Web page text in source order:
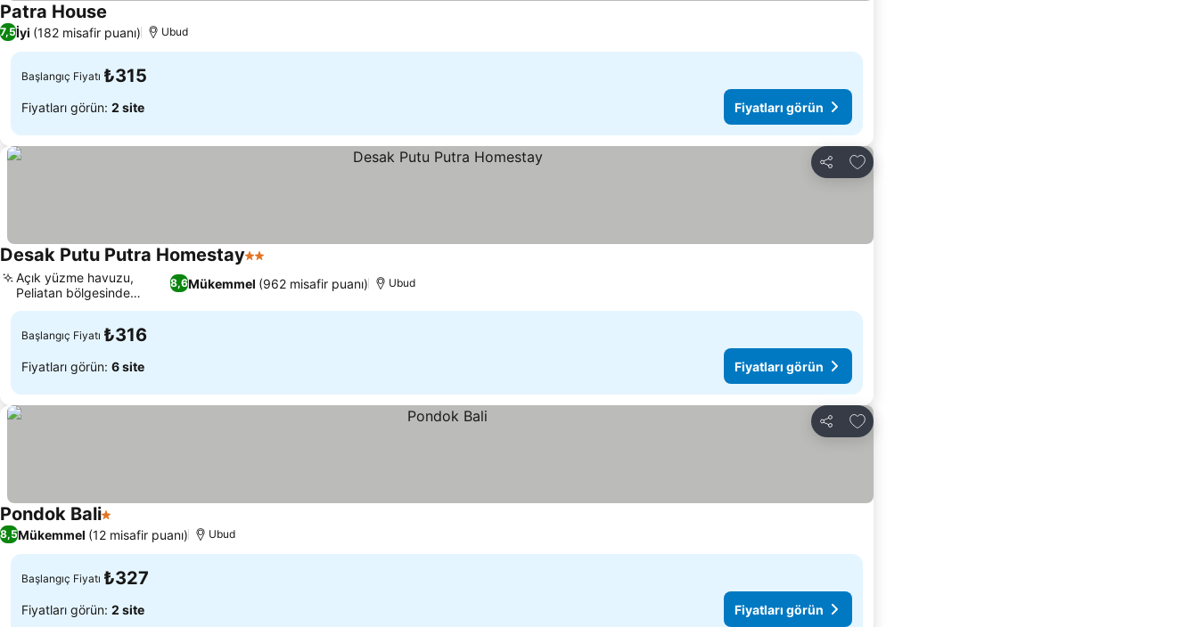
Patra House Fiyatları görün
7,5İyi (182 misafir puanı) Ubud
Başlangıç Fiyatı ₺315
Fiyatları görün: 2 site Fiyatları görün
Paylaş
Favorilerime ekle
Desak Putu Putra Homestay2 Yıldız
8,6Mükemmel (962 misafir puanı)
Açık yüzme havuzu,
Peliatan bölgesinde
konum
Ubud
Başlangıç Fiyatı ₺316
Fiyatları görün: 6 site Fiyatları görün
Paylaş
Favorilerime ekle
Pondok Bali1 YıldızFiyatları görün
8,5Mükemmel (12 misafir puanı) Ubud
Başlangıç Fiyatı ₺327
Fiyatları görün: 2 site Fiyatları görün